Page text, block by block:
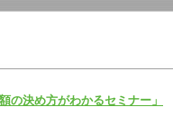
の決め方がわかるセミナー」